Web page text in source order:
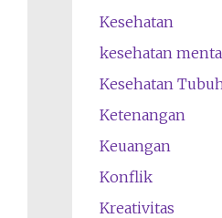
Kesehatan
kesehatan
Kesehatan
Ketenangan
Keuangan
Konflik
Kreativitas